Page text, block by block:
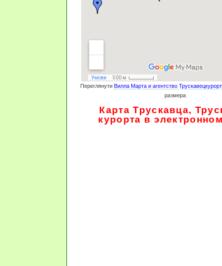
Переглянути Вилла Марта и агентство Трускавецкурорт
размера
Карта Трускавца,
курорта в